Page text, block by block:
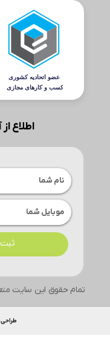
تمام حقوق این سایت
اطلاع
ثبت
طراحی